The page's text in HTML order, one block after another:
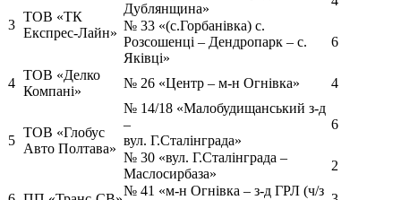
3
ТОВ «ТК
Експрес-Лайн»
Дублянщина»
№ 33 «(с.Горбанівка) с.
Розсошенці – Дендропарк – с.
Яківці»
6
4
ТОВ «Делко
Компані»
№ 26 «Центр – м-н Огнівка» 4
5
ТОВ «Глобус
Авто Полтава»
№ 14/18 «Малобудищанський з-д
–
вул. Г.Сталінграда»
6
№ 30 «вул. Г.Сталінграда –
Маслосирбаза»
2
№ 41 «м-н Огнівка – з-д ГРЛ (ч/з